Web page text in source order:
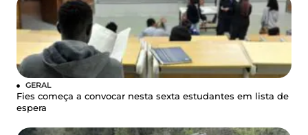
GERAL
Fies começa a convocar nesta sexta estudantes em lista de
espera